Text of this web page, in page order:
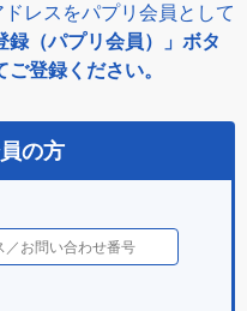
レスをパプリ会員として
録（パプリ会員）」ボタ
登録ください。
の方